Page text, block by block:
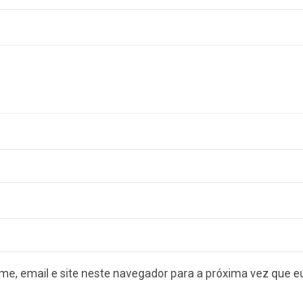
email e site neste navegador para a próxima vez que